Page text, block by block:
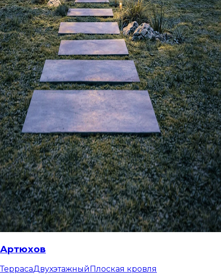
Артюхов
ТеррасаДвухэтажныйПлоская кровля